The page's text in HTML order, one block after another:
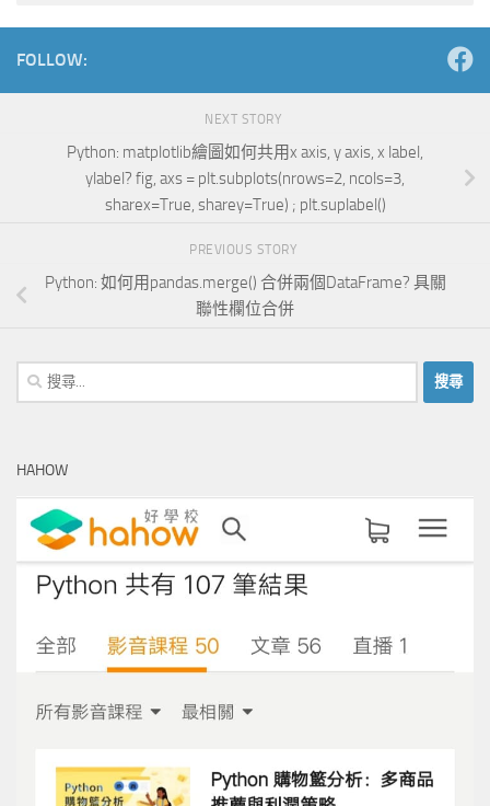
FOLLOW:
NEXT STORY
Python: matplotlib繪圖如何共用x axis, y axis, x label,
ylabel? fig, axs = plt.subplots(nrows=2, ncols=3,
sharex=True, sharey=True) ; plt.suplabel()
PREVIOUS STORY
Python: 如何用pandas.merge() 合併兩個DataFrame? 具關
聯性欄位合併
搜
尋
字:
HAHOW